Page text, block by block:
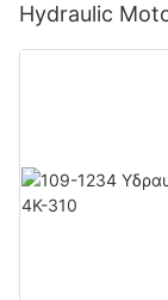
Hydraulic